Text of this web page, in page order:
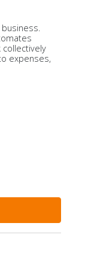
collectively
expenses,